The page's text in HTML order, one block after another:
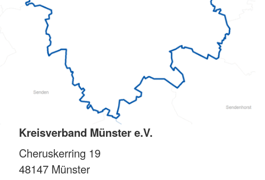
Kreisverband Münster e.V.
Cheruskerring 19
48147 Münster